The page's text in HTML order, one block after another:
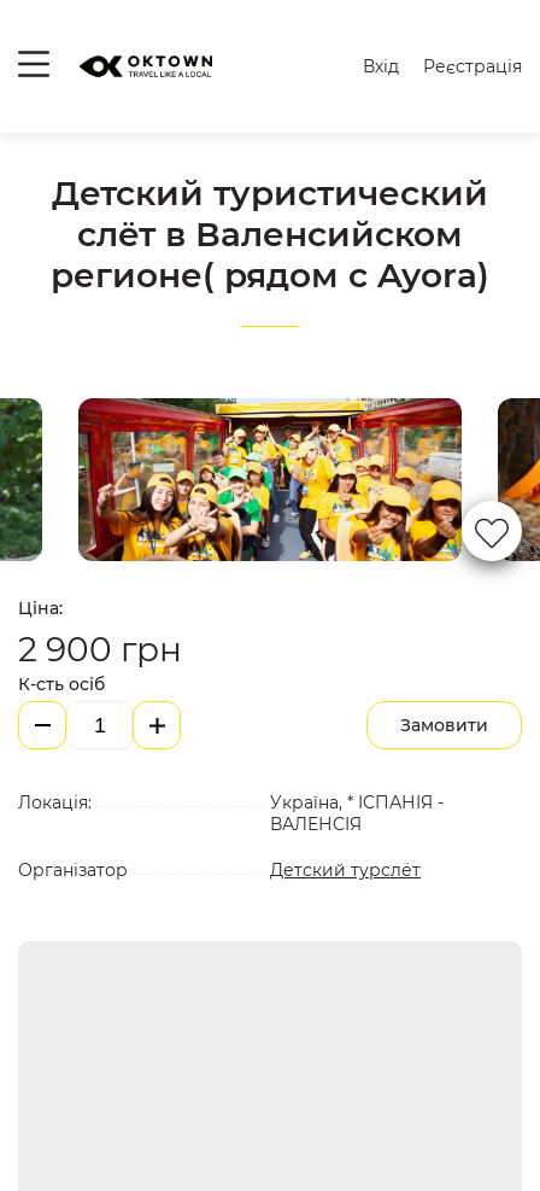
Вхід Реєстрація
Детский туристический
слёт в Валенсийском
регионе( рядом с Ayora)
Ціна:
2 900 грн
К-сть осіб
Замовити
Локація:
Україна, * ІСПАНІЯ -
ВАЛЕНСІЯ
Організатор Детский турслёт